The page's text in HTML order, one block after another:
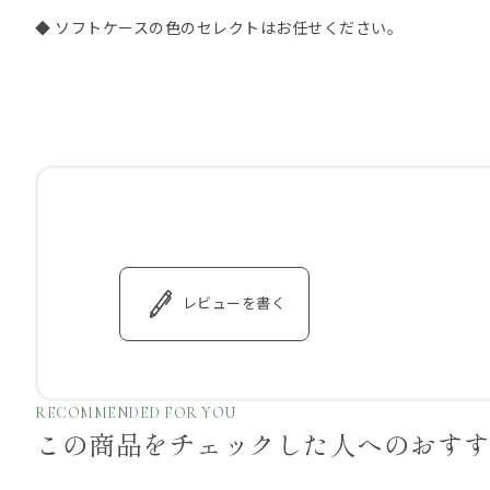
◆ ソフトケースの色のセレクトはお任せください。
レビューを書く
RECOMMENDED FOR YOU
この商品をチェックした 人へのおす